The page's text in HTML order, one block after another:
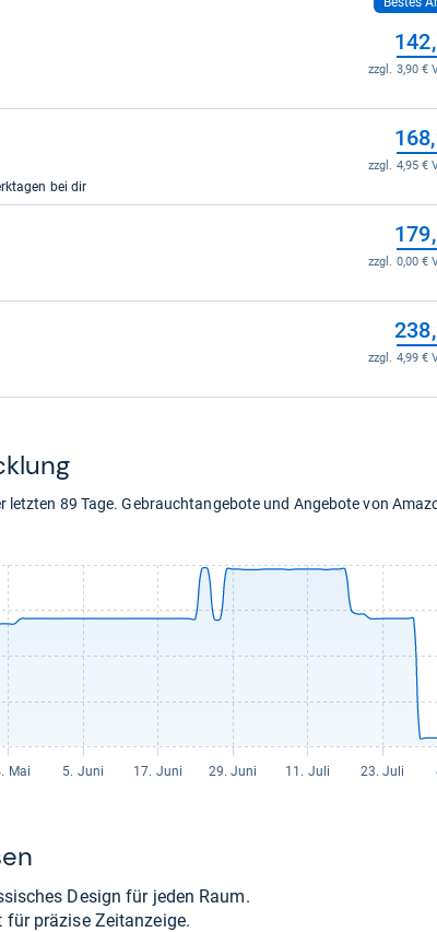
zzgl. 3,90 €
zzgl. 4,95 €
bei dir
zzgl. 0,00 €
zzgl. 4,99 €
letzten 89 Tage. Gebrauchtangebote und Angebote von
Design für jeden Raum.
für prä­zise Zeit­an­zeige.